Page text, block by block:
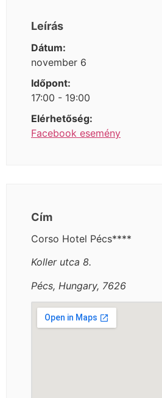
Leírás
Dátum:
november 6
Időpont:
17:00 - 19:00
Elérhetőség:
Facebook esemény
Cím
Corso Hotel Pécs****
Koller utca 8.
Pécs, Hungary, 7626